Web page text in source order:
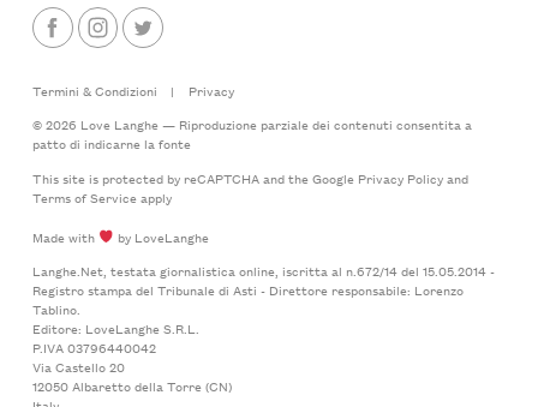
Termini & Condizioni |
Privacy
© 2026 Love Langhe — Riproduzione parziale dei contenuti consentita a
patto di indicarne la fonte
This site is protected by reCAPTCHA and the Google Privacy Policyand
Terms of Serviceapply
Made with
by LoveLanghe
Langhe.Net, testata giornalistica online, iscritta al n.672/14 del 15.05.2014 -
Registro stampa del Tribunale di Asti - Direttore responsabile: Lorenzo
Tablino.
Editore: LoveLanghe S.R.L.
P.IVA 03796440042
Via Castello 20
12050 Albaretto della Torre (CN)